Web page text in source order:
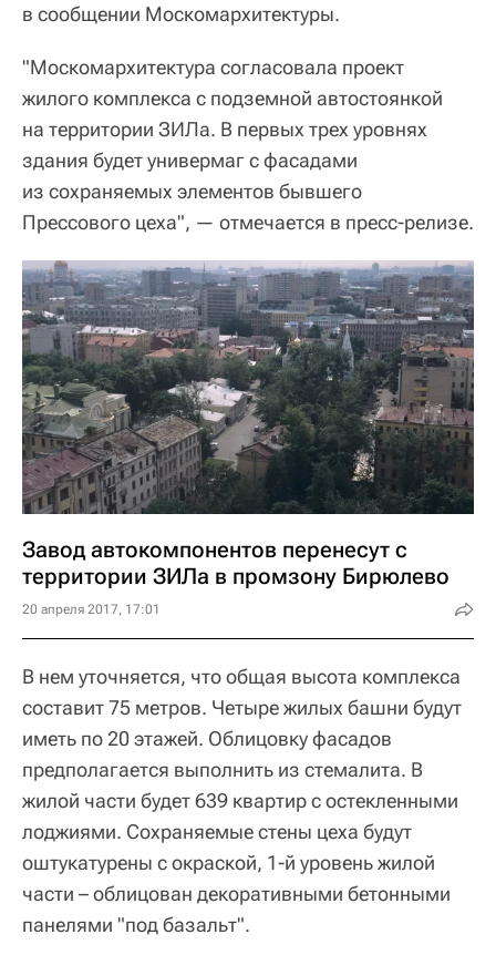
в сообщении Москомархитектуры.
"Москомархитектура согласовала проект
жилого комплекса с подземной автостоянкой
на территории ЗИЛа. В первых трех уровнях
здания будет универмаг с фасадами
из сохраняемых элементов бывшего
Прессового цеха", — отмечается в пресс-релизе.
Завод автокомпонентов перенесут с
территории ЗИЛа в промзону Бирюлево
20 апреля 2017, 17:01
В нем уточняется, что общая высота комплекса
составит 75 метров. Четыре жилых башни будут
иметь по 20 этажей. Облицовку фасадов
предполагается выполнить из стемалита. В
жилой части будет 639 квартир с остекленными
лоджиями. Сохраняемые стены цеха будут
оштукатурены с окраской, 1-й уровень жилой
части – облицован декоративными бетонными
панелями "под базальт".